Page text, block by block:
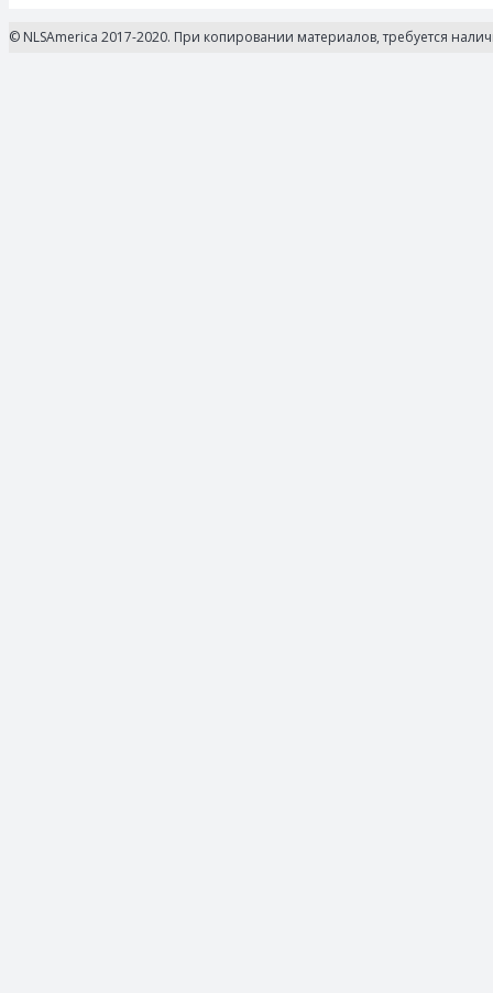
© NLSAmerica 2017-2020. При копировании материалов, требуется